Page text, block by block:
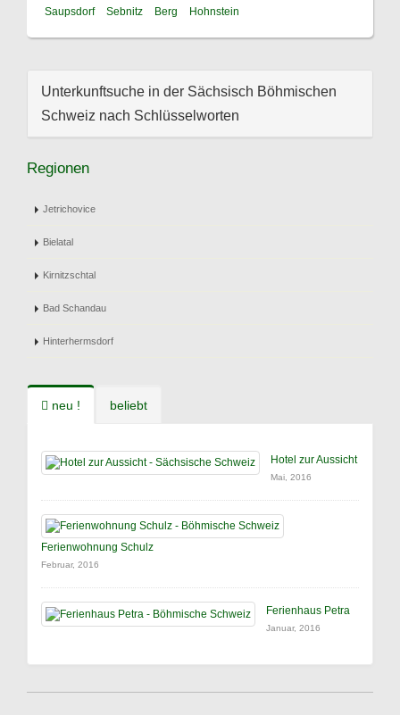
Saupsdorf
Sebnitz Berg Hohnstein
Unterkunftsuche in der Sächsisch Böhmischen
Schweiz nach Schlüsselworten
Regionen
Jetrichovice
Bielatal
Kirnitzschtal
Bad Schandau
Hinterhermsdorf
neu ! beliebt
Hotel zur Aussicht
Mai, 2016
Ferienwohnung Schulz
Februar, 2016
Ferienhaus Petra
Januar, 2016